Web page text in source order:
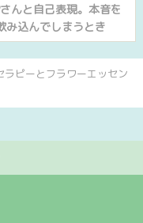
さんと自己表現。本音を
み込んでしまうとき
ラピーとフラワーエッセン